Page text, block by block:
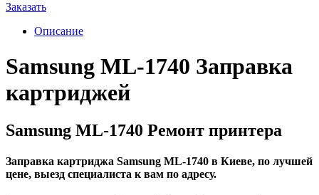
Заказать
Описание
Samsung ML-1740 Заправка
картриджей
Samsung ML-1740 Ремонт принтера
Заправка картриджа Samsung ML-1740 в Киеве, по лучшей
цене, выезд специалиста к вам по адресу.